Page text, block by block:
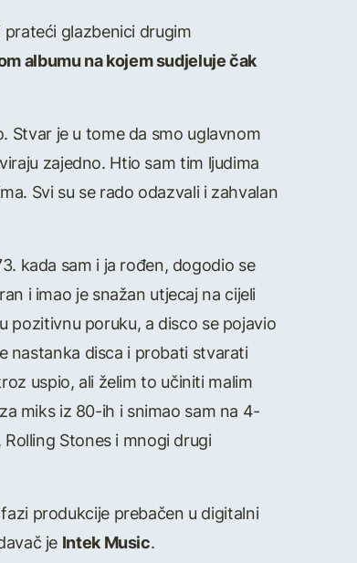
glazbenici drugim
albumu na kojem sudjeluje čak
Stvar je u tome da smo uglavnom
zajedno. Htio sam tim ljudima
Svi su se rado odazvali i zahvalan
kada sam i ja rođen, dogodio se
i imao je snažan utjecaj na cijeli
pozitivnu poruku, a disco se pojavio
nastanka disca i probati stvarati
uspio, ali želim to učiniti malim
miks iz 80-ih i snimao sam na 4-
Stones i mnogi drugi
produkcije prebačen u digitalni
je Intek Music.